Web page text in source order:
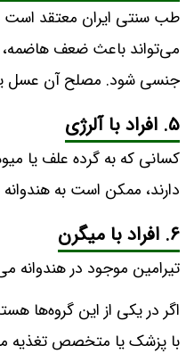
طب سنتی ایران معتقد است
می‌تواند باعث ضعف
جنسی شود. مصلح آن عسل
۵. افراد با آلرژی
کسانی که به گرده علف یا
دارند، ممکن است به
۶. افراد با میگرن
تیرامین موجود در هندوانه
اگر در یکی از این گروه‌ها
با پزشک یا متخصص تغذیه